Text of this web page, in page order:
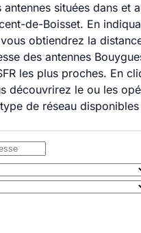
situées dans et
de-Boisset. En
obtiendrez la
des antennes
les plus proches. En
découvrirez le ou les
de réseau